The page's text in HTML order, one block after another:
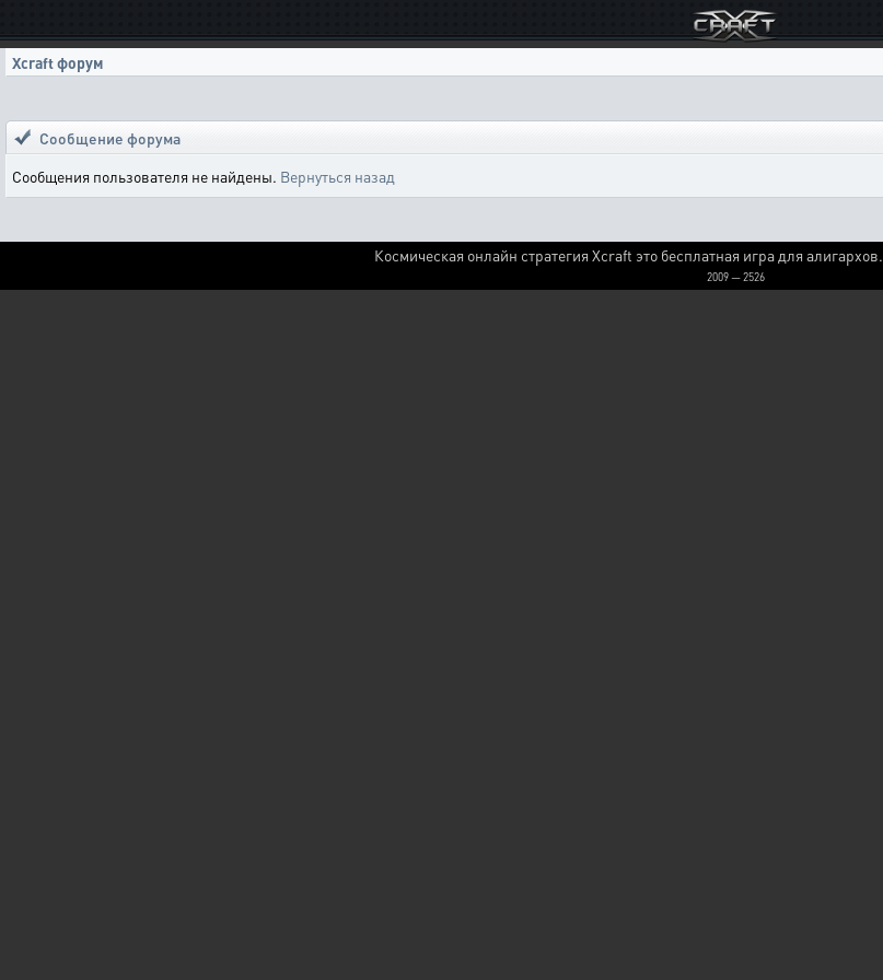
Xcraft форум
Сообщение форума
Сообщения пользователя не найдены. Вернуться назад
Космическая онлайн стратегия Xcraft это бесплатная игра для алигархов.
2009 — 2526